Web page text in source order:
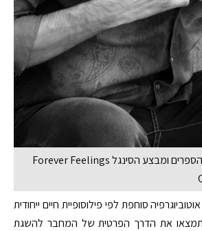
השחקן ג'ואי בר מחבר הספרים ומבצע הסינגל Forever Feelings
סוחפת לפי פילוסופיית חיים ייחודית
את הדרך הפרטית של המחבר להשגת